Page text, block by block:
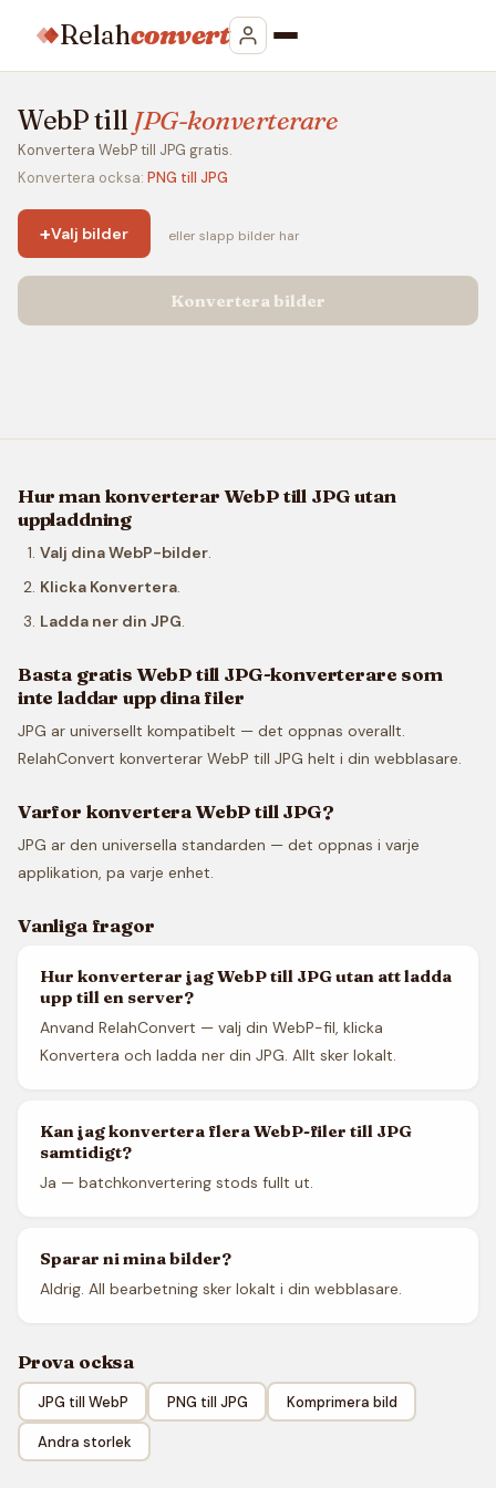
Relahconvert
WebP till JPG-konverterare
Konvertera WebP till JPG gratis.
Konvertera ocksa: PNG till JPG
+Valj bilder eller slapp bilder har
Konvertera bilder
Hur man konverterar WebP till JPG utan
uppladdning
Valj dina WebP-bilder.
Klicka Konvertera.
Ladda ner din JPG.
Basta gratis WebP till JPG-konverterare som
inte laddar upp dina filer
JPG ar universellt kompatibelt — det oppnas overallt.
RelahConvert konverterar WebP till JPG helt i din webblasare.
Varfor konvertera WebP till JPG?
JPG ar den universella standarden — det oppnas i varje
applikation, pa varje enhet.
Vanliga fragor
Hur konverterar jag WebP till JPG utan att ladda
upp till en server?
Anvand RelahConvert — valj din WebP-fil, klicka
Konvertera och ladda ner din JPG. Allt sker lokalt.
Kan jag konvertera flera WebP-filer till JPG
samtidigt?
Ja — batchkonvertering stods fullt ut.
Sparar ni mina bilder?
Aldrig. All bearbetning sker lokalt i din webblasare.
Prova ocksa
JPG till WebP PNG till JPG Komprimera bild
Andra storlek